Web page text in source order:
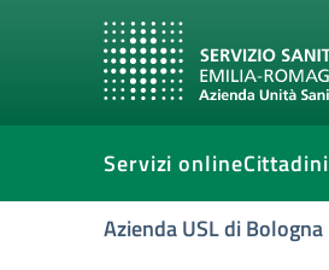
Servizi onlineCittadini
Azienda USL di Bologna